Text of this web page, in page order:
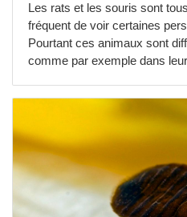
Les rats et les souris sont
fréquent de voir certaines
Pourtant ces animaux sont
comme par exemple dans